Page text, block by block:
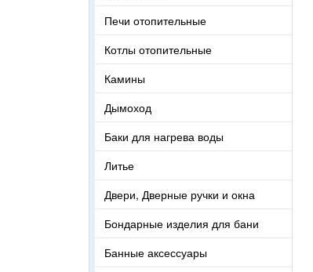
Печи отопительные
Котлы отопительные
Камины
Дымоход
Баки для нагрева воды
Литье
Двери, Дверные ручки и окна
Бондарные изделия для бани
Банные аксессуары